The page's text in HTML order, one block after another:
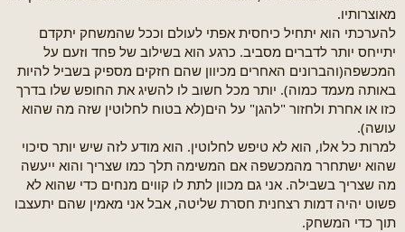
מאוצרותיו.
להערכתי הוא יתחיל כיחסית אפתי לעולם וככל שהמשחק יתקדם
יתייחס יותר לדברים מסביב. כרגע הוא בשילוב של פחד וזעם על
המכשפה(והברונים האחרים מכיוון שהם חזקים מספיק בשביל להיות
באותה מעמד כמוה). יותר מכל חשוב לו להשיג את החופש שלו בדרך
כזו או אחרת ולחזור "להגן" על הים(לא בטוח לחלוטין שזה מה שהוא
עושה).
למרות כל אלו, הוא לא טיפש לחלוטין. הוא מודע לזה שיש יותר סיכוי
שהוא ישתחרר מהמכשפה אם המשימה תלך כמו שצריך והוא ייעשה
מה שצריך בשבילה. אני גם מכוון לתת לו קווים מנחים כדי שהוא לא
פשוט יהיה דמות רצחנית חסרת שליטה, אבל אני מאמין שהם יתעצבו
תוך כדי המשחק.